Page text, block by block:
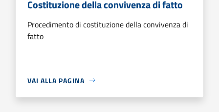
Costituzione della convivenza di fatto
Procedimento di costituzione della convivenza di
fatto
VAI ALLA PAGINA